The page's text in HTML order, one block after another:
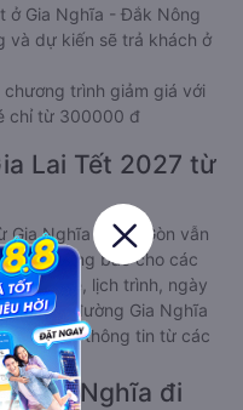
ở Gia Nghĩa - Đắk Nông
và dự kiến sẽ trả khách ở
trình giảm giá với
chỉ từ 300000 đ
Lai Tết 2027 từ
Gia Nghĩa đi Sài Gòn vẫn
sớm thông báo cho các
giá vé, lịch trình, ngày
tuyến đường Gia Nghĩa
khi có thông tin từ các
Gia Nghĩa đi